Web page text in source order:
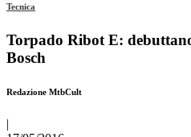
Tecnica
Torpado Ribot E:
Bosch
Redazione MtbCult
|